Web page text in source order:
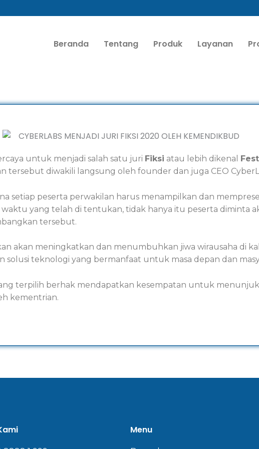
Beranda
Tentang Produk Layanan
untuk menjadi salah satu juri Fiksi atau lebih dikenal
tersebut diwakili langsung oleh founder dan juga CEO
setiap peserta perwakilan harus menampilkan dan
waktu yang telah di tentukan, tidak hanya itu peserta diminta
tersebut.
akan meningkatkan dan menumbuhkan jiwa wirausaha di
solusi teknologi yang bermanfaat untuk masa depan dan
terpilih berhak mendapatkan kesempatan untuk
kementrian.
Menu